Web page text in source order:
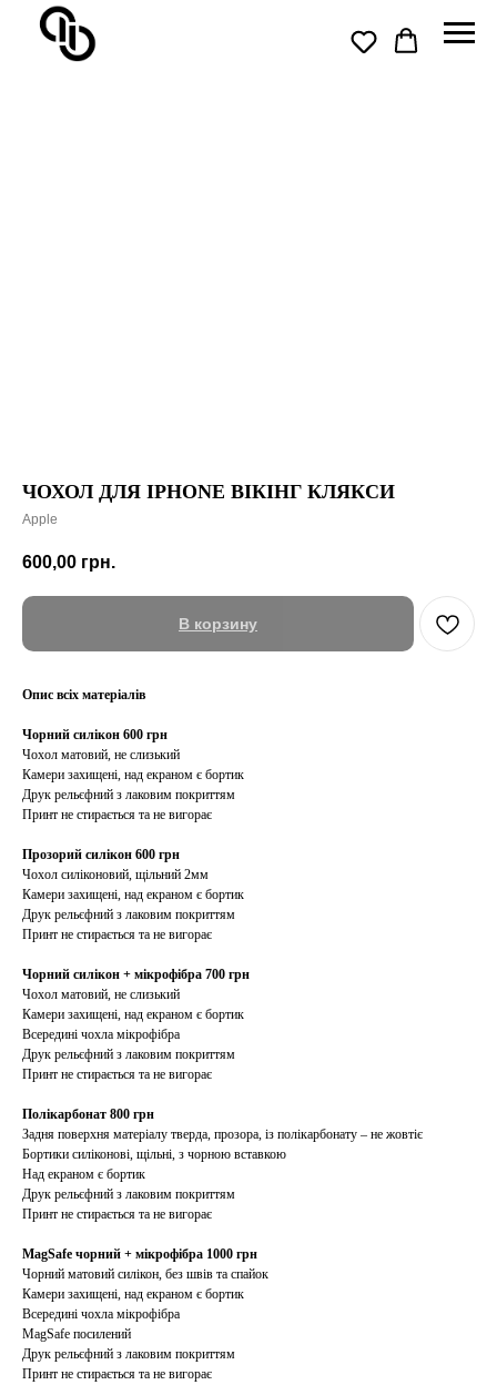
ЧОХОЛ ДЛЯ IPHONE ВІКІНГ КЛЯКСИ
Apple
600,00 грн.
В корзину
Опис всіх матеріалів
Чорний силікон 600 грн
Чохол матовий, не слизький
Камери захищені, над екраном є бортик
Друк рельєфний з лаковим покриттям
Принт не стирається та не вигорає
Прозорий силікон 600 грн
Чохол силіконовий, щільний 2мм
Камери захищені, над екраном є бортик
Друк рельєфний з лаковим покриттям
Принт не стирається та не вигорає
Чорний силікон + мікрофібра 700 грн
Чохол матовий, не слизький
Камери захищені, над екраном є бортик
Всередині чохла мікрофібра
Друк рельєфний з лаковим покриттям
Принт не стирається та не вигорає
Полікарбонат 800 грн
Задня поверхня матеріалу тверда, прозора, із полікарбонату – не жовтіє
Бортики силіконові, щільні, з чорною вставкою
Над екраном є бортик
Друк рельєфний з лаковим покриттям
Принт не стирається та не вигорає
MagSafe чорний + мікрофібра 1000 грн
Чорний матовий силікон, без швів та спайок
Камери захищені, над екраном є бортик
Всередині чохла мікрофібра
MagSafe посилений
Друк рельєфний з лаковим покриттям
Принт не стирається та не вигорає